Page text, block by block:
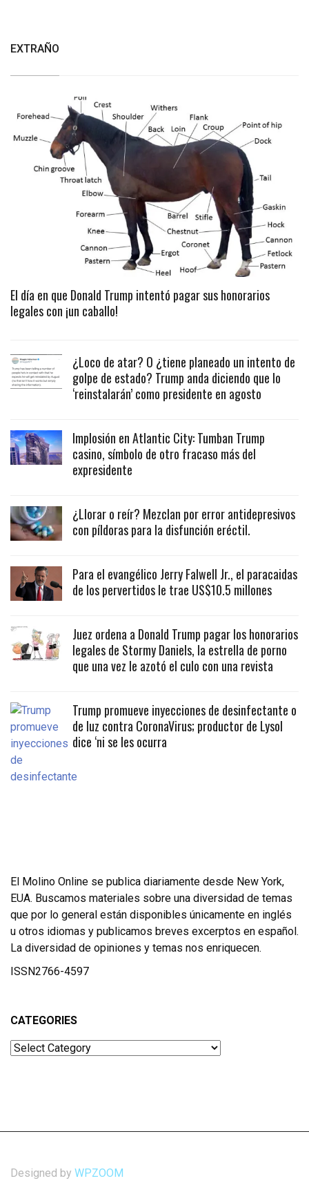
EXTRAÑO
El día en que Donald Trump intentó pagar sus honorarios
legales con ¡un caballo!
¿Loco de atar? O ¿tiene planeado un intento de
golpe de estado? Trump anda diciendo que lo
‘reinstalarán’ como presidente en agosto
Implosión en Atlantic City: Tumban Trump
casino, símbolo de otro fracaso más del
expresidente
¿Llorar o reír? Mezclan por error antidepresivos
con píldoras para la disfunción eréctil.
Para el evangélico Jerry Falwell Jr., el paracaidas
de los pervertidos le trae US$10.5 millones
Juez ordena a Donald Trump pagar los honorarios
legales de Stormy Daniels, la estrella de porno
que una vez le azotó el culo con una revista
Trump promueve inyecciones de desinfectante o
de luz contra CoronaVirus; productor de Lysol
dice ‘ni se les ocurra
El Molino Online se publica diariamente desde New York,
EUA. Buscamos materiales sobre una diversidad de temas
que por lo general están disponibles únicamente en inglés
u otros idiomas y publicamos breves excerptos en español.
La diversidad de opiniones y temas nos enriquecen.
ISSN2766-4597
CATEGORIES
Categories
Designed by WPZOOM